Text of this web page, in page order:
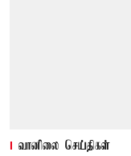
வானிலை செய்திகள்